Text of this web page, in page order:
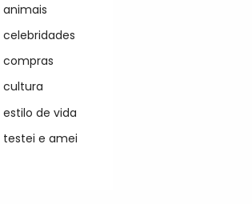
animais
celebridades
compras
cultura
estilo de vida
testei e amei